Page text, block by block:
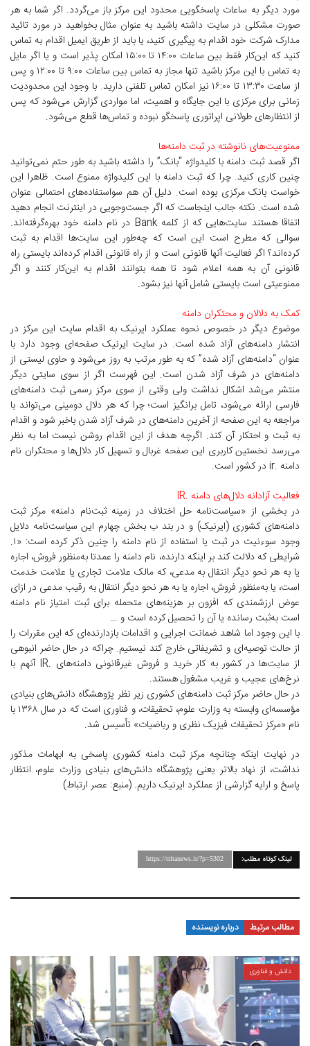
مورد دیگر به ساعات پاسخگویی محدود این مرکز باز می‌گردد. اگر شما به هر
صورت مشکلی در سایت داشته باشید به عنوان مثال بخواهید در مورد تائید
مدارک شرکت خود اقدام به پیگیری کنید، یا باید از طریق ایمیل اقدام به تماس
کنید که این‌کار فقط بین ساعات ۱۴:۰۰ تا ۱۵:۰۰ امکان پذیر است و یا اگر مایل
به تماس با این مرکز باشید تنها مجاز به تماس بین ساعات ۹:۰۰ تا ۱۲:۰۰ و پس
از ساعت ۱۳:۳۰ تا ۱۶:۰۰ نیز امکان تماس تلفنی دارید. با وجود این محدودیت
زمانی برای مرکزی با این جایگاه و اهمیت، اما مواردی گزارش می‌شود که پس
از انتظارهای طولانی اپراتوری پاسخگو نبوده و تماس‌ها قطع می‌شود.
ممنوعیت‌های نانوشته در ثبت دامنه‌ها
اگر قصد ثبت دامنه با کلیدواژه “بانک” را داشته باشید به طور حتم نمی‌توانید
چنین کاری کنید. چرا که ثبت دامنه با این کلیدواژه ممنوع است. ظاهرا این
خواست بانک مرکزی بوده است. دلیل آن هم سواستفاده‌های احتمالی عنوان
شده است. نکته جالب اینجاست که اگر جست‌وجویی در اینترنت انجام دهید
اتفاقا هستند سایت‌هایی که از کلمه Bank در نام دامنه خود بهره‌گرفته‌اند.
سوالی که مطرح است این است که چه‌طور این سایت‌ها اقدام به ثبت
کرده‌اند؟ اگر فعالیت آنها قانونی است و از راه قانونی اقدام کرده‌اند بایستی راه
قانونی آن به همه اعلام شود تا همه بتوانند اقدام به این‌کار کنند و اگر
ممنوعیتی است بایستی شامل آنها نیز بشود.
کمک به دلالان و محتکران دامنه
موضوع دیگر در خصوص نحوه عملکرد ایرنیک به اقدام سایت این مرکز در
انتشار دامنه‌های آزاد شده است. در سایت ایرنیک صفحه‌ای وجود دارد با
عنوان “دامنه‌های آزاد شده” که به طور مرتب به روز می‌شود و حاوی لیستی از
دامنه‌های در شرف آزاد شدن است. این فهرست اگر از سوی سایتی دیگر
منتشر می‌شد اشکال نداشت ولی وقتی از سوی مرکز رسمی ثبت دامنه‌های
فارسی ارائه می‌شود، تامل برانگیز است؛ چرا که هر دلال دومینی می‌تواند با
مراجعه به این صفحه از آخرین دامنه‌های در شرف آزاد شدن باخبر شود و اقدام
به ثبت و احتکار آن کند. اگرچه هدف از این اقدام روشن نیست اما به نظر
می‌رسد نخستین کاربری این صفحه غربال و تسهیل کار دلال‌ها و محتکران نام
دامنه .ir در کشور است.
فعالیت آزادانه دلال‌های دامنه .IR
در بخشی از «سیاست‌نامه حل اختلاف در زمینه ثبت‌نام دامنه» مرکز ثبت
دامنه‌های کشوری (ایرنیک) و در بند ب بخش چهارم این سیاست‌نامه دلایل
وجود سوء‌نیت در ثبت یا استفاده از نام دامنه را چنین ذکر کرده است: «۱.
شرایطی که دلالت کند بر اینکه دارنده، نام دامنه را عمدتا به‌منظور فروش، اجاره
یا به هر نحو دیگر انتقال به مدعی، که مالک علامت‌ تجاری یا علامت خدمت
است، یا به‌منظور فروش، اجاره یا به هر نحو دیگر انتقال به رقیب مدعی در ازای
عوض ارزشمندی که افزون بر هزینه‌های متحمله برای ثبت امتیاز نام ‌دامنه
است به‌ثبت رسانده یا آن را تحصیل کرده است و …
با این وجود اما شاهد ضمانت اجرایی و اقدامات بازدارنده‌ای که این مقررات را
از حالت توصیه‌ای و تشریفاتی خارج کند نیستیم. چراکه در حال حاضر انبوهی
از سایت‌ها در کشور به کار خرید و فروش غیرقانونی دامنه‌های .IR آنهم با
نرخ‌های عجیب و غریب مشغول هستند.
در حال حاضر مرکز ثبت دامنه‌های کشوری زیر نظر پژوهشگاه دانش‌های بنیادی
مؤسسه‌ای وابسته به وزارت علوم، تحقیقات، و فناوری است که در سال ۱۳۶۸ با
نام «مرکز تحقیقات فیزیک نظری و ریاضیات» تأسیس شد.
در نهایت اینکه چنانچه مرکز ثبت دامنه کشوری پاسخی به ابهامات مذکور
نداشت، از نهاد بالاتر یعنی پژوهشگاه دانش‌های بنیادی وزارت علوم، انتظار
پاسخ و ارایه گزارشی از عملکرد ایرنیک داریم. (منبع: عصر ارتباط)
لینک کوتاه مطلب: https://tritanews.ir/?p=5302
مطالب مرتبط درباره نویسنده
دانش و فناوری